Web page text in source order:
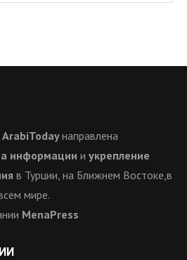
ArabiTodayнаправлена
информации и укрепление
в Турции, на Ближнем Востоке,в
мире.
MenaPress